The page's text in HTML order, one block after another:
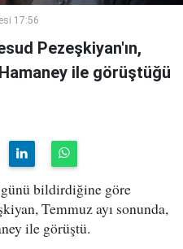
17:56
Pezeşkiyan'ın,
ile görüştüğü
günü bildirdiğine göre
Temmuz ayı sonunda,
ile görüştü.